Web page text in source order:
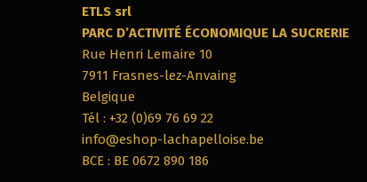
ETLS srl
PARC‭ ‬D’ACTIVITÉ ÉCONOMIQUE LA SUCRERIE
Rue Henri Lemaire 10
7911‭ ‬Frasnes-lez-Anvaing
Belgique
Tél : +32 (0)69 76 69 22
info@eshop-lachapelloise.be
BCE : BE 0672 890 186